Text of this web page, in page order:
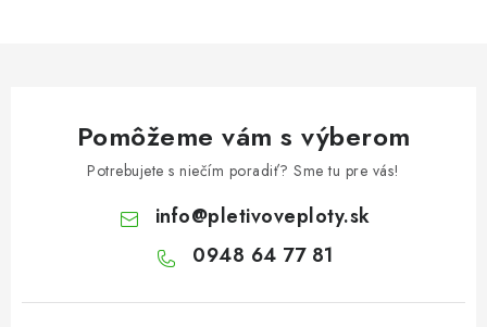
Pomôžeme vám s výberom
Potrebujete s niečím poradiť? Sme tu pre vás!
info@pletivoveploty.sk
0948 64 77 81